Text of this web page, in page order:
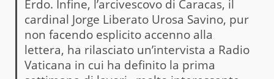
Erdo. Infine, l’arcivescovo di Caracas, il
cardinal Jorge Liberato Urosa Savino, pur
non facendo esplicito accenno alla
lettera, ha rilasciato un’intervista a Radio
Vaticana in cui ha definito la prima